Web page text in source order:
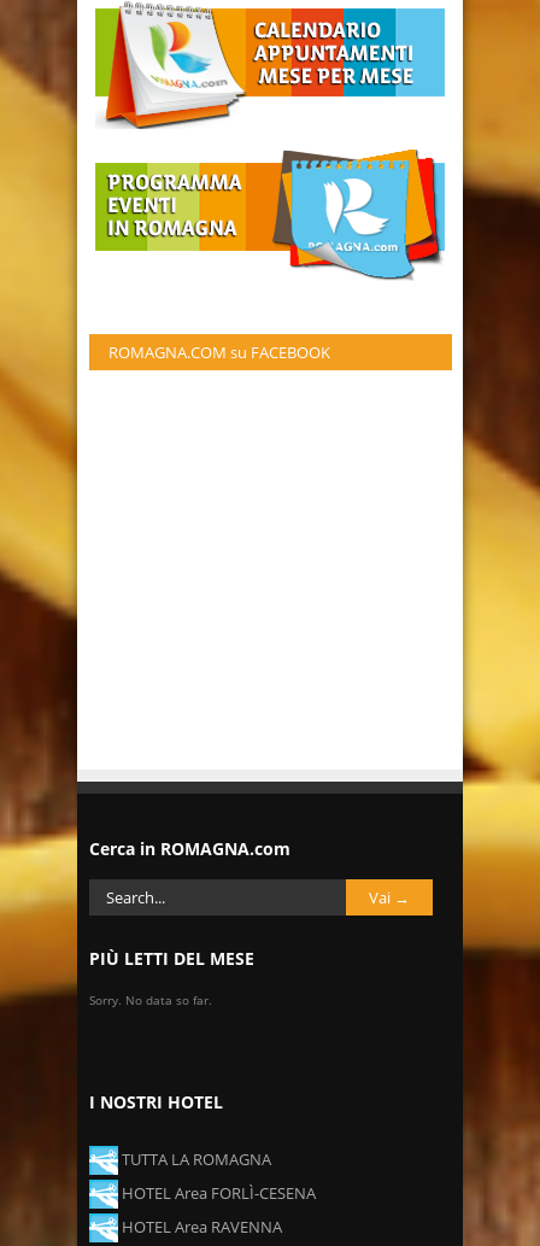
ROMAGNA.COM su FACEBOOK
Cerca in ROMAGNA.com
PIÙ LETTI DEL MESE
Sorry. No data so far.
I NOSTRI HOTEL
TUTTA LA ROMAGNA
HOTEL Area FORLÌ-CESENA
HOTEL Area RAVENNA